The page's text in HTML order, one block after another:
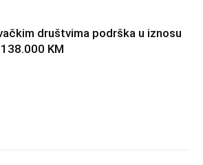
društvima podrška u iznosu
KM